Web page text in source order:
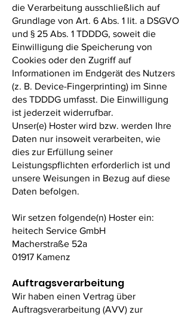
die Verarbeitung ausschließlich auf
Grundlage von Art. 6 Abs. 1 lit. a DSGVO
und § 25 Abs. 1 TDDDG, soweit die
Einwilligung die Speicherung von
Cookies oder den Zugriff auf
Informationen im Endgerät des Nutzers
(z. B. Device-Fingerprinting) im Sinne
des TDDDG umfasst. Die Einwilligung
ist jederzeit widerrufbar.
Unser(e) Hoster wird bzw. werden Ihre
Daten nur insoweit verarbeiten, wie
dies zur Erfüllung seiner
Leistungspflichten erforderlich ist und
unsere Weisungen in Bezug auf diese
Daten befolgen.
Wir setzen folgende(n) Hoster ein:
heitech Service GmbH
Macherstraße 52a
01917 Kamenz
Auftragsverarbeitung
Wir haben einen Vertrag über
Auftragsverarbeitung (AVV) zur